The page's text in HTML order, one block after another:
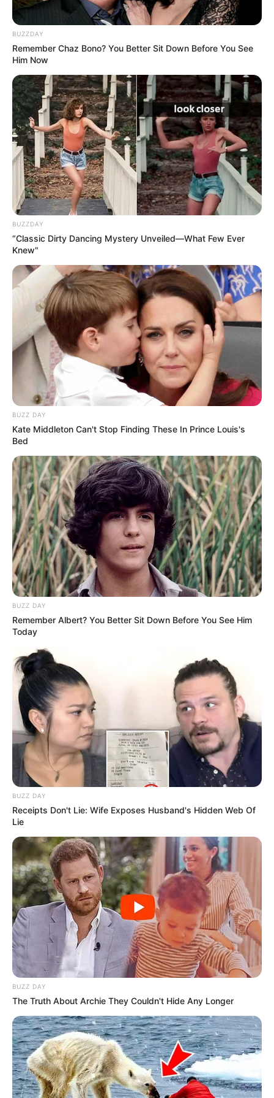
BUZZDAY
Remember Chaz Bono? You Better Sit Down Before You See
Him Now
BUZZDAY
“Classic Dirty Dancing Mystery Unveiled—What Few Ever
Knew"
BUZZ DAY
Kate Middleton Can't Stop Finding These In Prince Louis's
Bed
BUZZ DAY
Remember Albert? You Better Sit Down Before You See Him
Today
BUZZ DAY
Receipts Don't Lie: Wife Exposes Husband's Hidden Web Of
Lie
BUZZ DAY
The Truth About Archie They Couldn't Hide Any Longer